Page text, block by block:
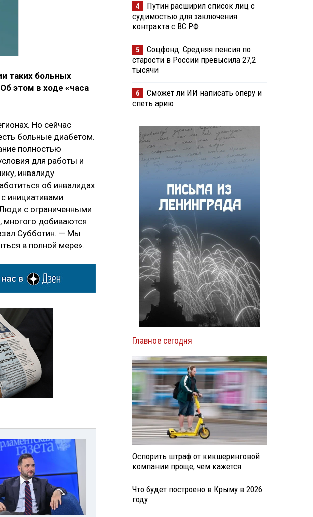
таких больных
этом в ходе «часа
Но сейчас
больные диабетом.
полностью
для работы и
инвалиду
об инвалидах
инициативами
с ограниченными
многого добиваются
Субботин. — Мы
в полной мере».
4
Путин расширил список лиц с
судимостью для заключения
контракта с ВС РФ
5
Соцфонд: Средняя пенсия по
старости в России превысила 27,2
тысячи
6
Сможет ли ИИ написать оперу и
спеть арию
Главное сегодня
Оспорить штраф от кикшеринговой
компании проще, чем кажется
Что будет построено в Крыму в 2026
году